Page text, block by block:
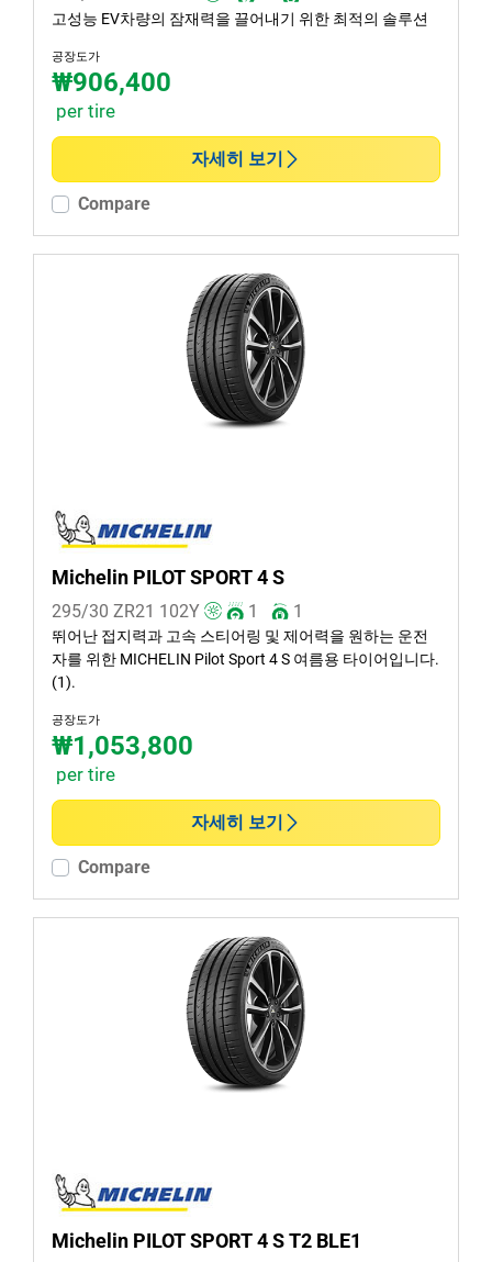
고성능 EV차량의 잠재력을 끌어내기 위한 최적의 솔루션
공장도가
₩906,400
per tire
자세히 보기
Compare
Michelin PILOT SPORT 4 S
295/30 ZR21 102Y 1 1
뛰어난 접지력과 고속 스티어링 및 제어력을 원하는 운전
자를 위한 MICHELIN Pilot Sport 4 S 여름용 타이어입니다.
(1).
공장도가
₩1,053,800
per tire
자세히 보기
Compare
Michelin PILOT SPORT 4 S T2 BLE1